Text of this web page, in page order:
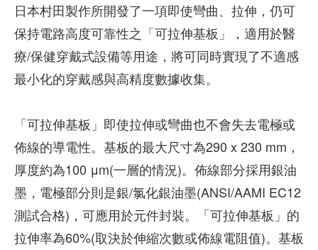
日本村田製作所開發了一項即使彎曲、拉伸，仍可
保持電路高度可靠性之「可拉伸基板」，適用於醫
療/保健穿戴式設備等用途，將可同時實現了不適感
最小化的穿戴感與高精度數據收集。
「可拉伸基板」即使拉伸或彎曲也不會失去電極或
佈線的導電性。基板的最大尺寸為290 x 230 mm，
厚度約為100 μm(一層的情況)。佈線部分採用銀油
墨，電極部分則是銀/氯化銀油墨(ANSI/AAMI EC12
測試合格)，可應用於元件封裝。「可拉伸基板」的
拉伸率為60%(取決於伸縮次數或佈線電阻值)。基板